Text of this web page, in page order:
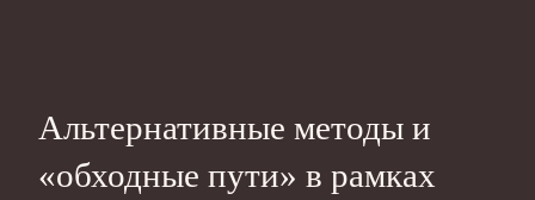
Альтернативные методы и
«обходные пути» в рамках